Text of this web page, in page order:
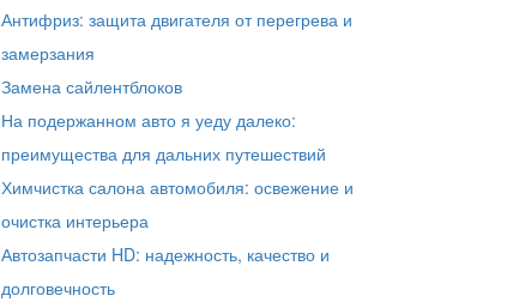
Антифриз: защита двигателя от перегрева и
замерзания
Замена сайлентблоков
На подержанном авто я уеду далеко:
преимущества для дальних путешествий
Химчистка салона автомобиля: освежение и
очистка интерьера
Автозапчасти HD: надежность, качество и
долговечность